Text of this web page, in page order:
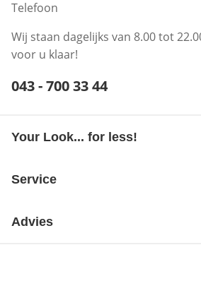
Telefoon
Wij staan dagelijks van 8.00 tot
voor u klaar!
Telefoonnummer:
043 - 700 33 44
Your Look... for less!
Service
Advies